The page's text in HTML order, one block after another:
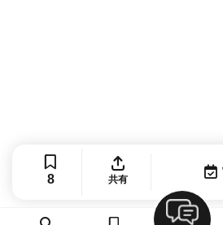
8 共有